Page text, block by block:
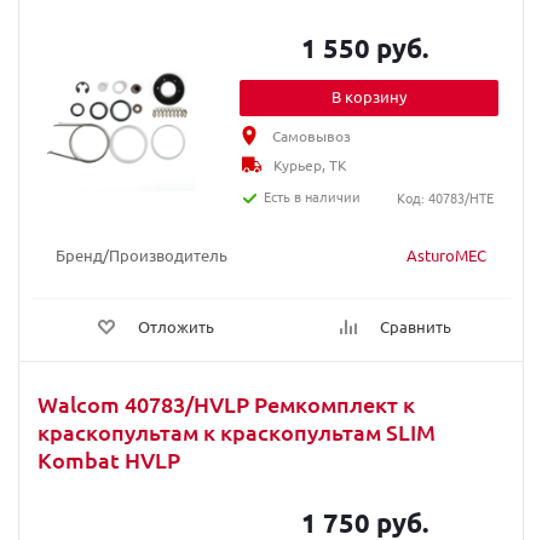
Бренд/Производитель AsturoMEC
Отложить Сравнить
1 550 руб.
В корзину
Самовывоз
Курьер, ТК
Есть в наличии
Код: 40783/HTE
Walcom 40783/HVLP Ремкомплект к
краскопультам к краскопультам SLIM
Kombat HVLP
1 750 руб.